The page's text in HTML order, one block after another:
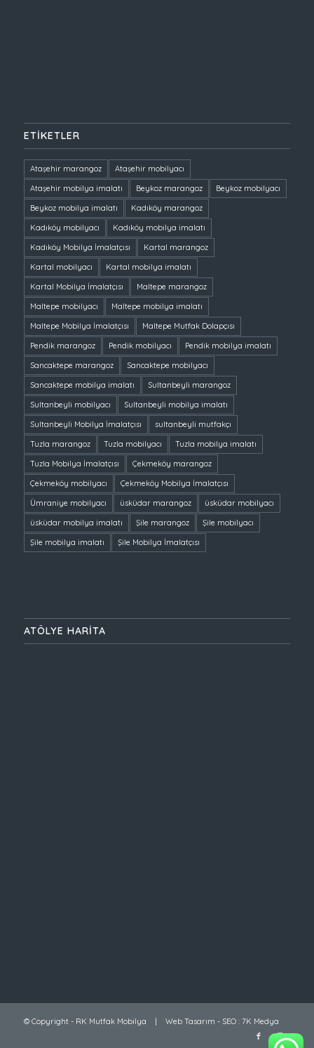
ETIKETLER
Ataşehir marangoz
Ataşehir mobilyacı
Ataşehir mobilya imalatı
Beykoz marangoz
Beykoz mobilyacı
Beykoz mobilya imalatı
Kadıköy marangoz
Kadıköy mobilyacı
Kadıköy mobilya imalatı
Kadıköy Mobilya İmalatçısı
Kartal marangoz
Kartal mobilyacı
Kartal mobilya imalatı
Kartal Mobilya İmalatçısı
Maltepe marangoz
Maltepe mobilyacı
Maltepe mobilya imalatı
Maltepe Mobilya İmalatçısı
Maltepe Mutfak Dolapçısı
Pendik marangoz
Pendik mobilyacı
Pendik mobilya imalatı
Sancaktepe marangoz
Sancaktepe mobilyacı
Sancaktepe mobilya imalatı
Sultanbeyli marangoz
Sultanbeyli mobilyacı
Sultanbeyli mobilya imalatı
Sultanbeyli Mobilya İmalatçısı
sultanbeyli mutfakçı
Tuzla marangoz
Tuzla mobilyacı
Tuzla mobilya imalatı
Tuzla Mobilya İmalatçısı
Çekmeköy marangoz
Çekmeköy mobilyacı
Çekmeköy Mobilya İmalatçısı
Ümraniye mobilyacı
üsküdar marangoz
üsküdar mobilyacı
üsküdar mobilya imalatı
Şile marangoz
Şile mobilyacı
Şile mobilya imalatı
Şile Mobilya İmalatçısı
ATÖLYE HARİTA
© Copyright - RK Mutfak Mobilya | Web Tasarım - SEO: 7K Medya